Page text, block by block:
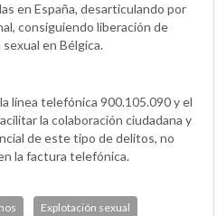
en España, desarticulando por
consiguiendo liberación de
en Bélgica.
línea telefónica 900.105.090 y el
la colaboración ciudadana y
de este tipo de delitos, no
la factura telefónica.
Explotación sexual